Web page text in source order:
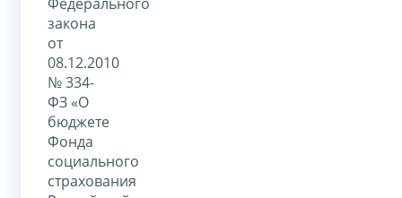
закона
от
08.12.2010
№ 334-
ФЗ «О
бюджете
Фонда
социального
страхования